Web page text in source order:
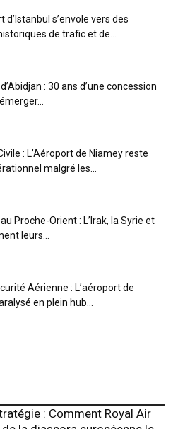
d’Istanbul s’envole vers des
de trafic et de...
: 30 ans d’une concession
: L’Aéroport de Niamey reste
malgré les...
Proche-Orient : L’Irak, la Syrie et
leurs...
Aérienne : L’aéroport de
en plein hub...
: Comment Royal Air